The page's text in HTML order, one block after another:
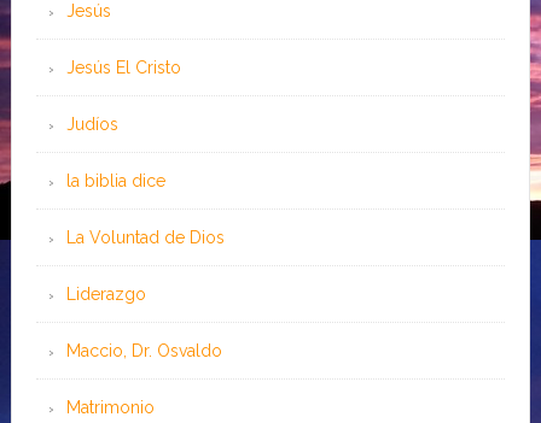
Jesús
Jesús El Cristo
Judíos
la biblia dice
La Voluntad de Dios
Liderazgo
Maccio, Dr. Osvaldo
Matrimonio